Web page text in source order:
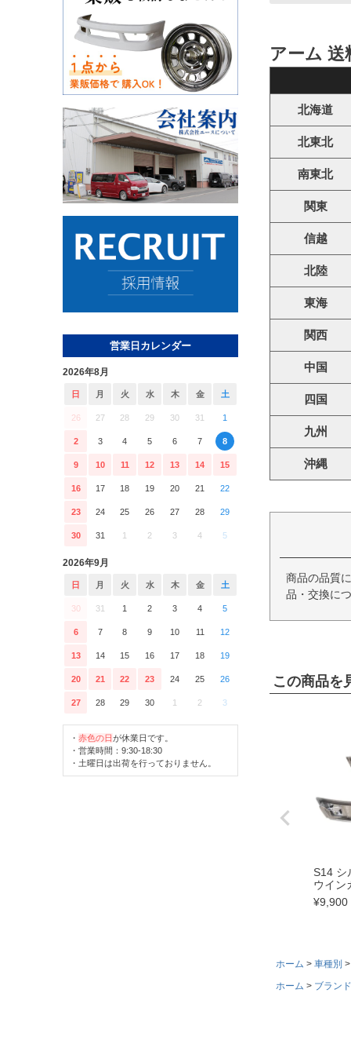
営業日カレンダー
2026年8月
日 月 火 水 木 金 土
26 27 28 29 30 31 1
2 3 4 5 6 7 8
9 10 11 12 13 14 15
16 17 18 19 20 21 22
23 24 25 26 27 28 29
30 31 1 2 3 4 5
2026年9月
日 月 火 水 木 金 土
30 31 1 2 3 4 5
6 7 8 9 10 11 12
13 14 15 16 17 18 19
20 21 22 23 24 25 26
27 28 29 30 1 2 3
・ 赤色の日が休業日です。
・営業時間：9:30-18:30
・土曜日は出荷を行っておりません。
アーム 送
北海道
北東北
南東北
関東
信越
北陸
東海
関西
中国
四国
九州
沖縄
商品の品質
品・交換に
この商品を
S14 シ
ウイン
¥9,900
ホーム
車種別
ホーム
ブラン